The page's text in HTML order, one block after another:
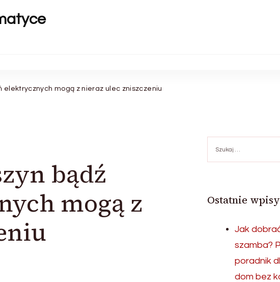
elektrycznych mogą z nieraz ulec zniszczeniu
bądź
mogą z
Ostatnie wpisy
Jak
szamba?
poradnik
dom bez